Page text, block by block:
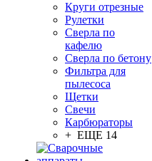
Круги отрезные
Рулетки
Сверла по
кафелю
Сверла по бетону
Фильтра для
пылесоса
Щетки
Свечи
Карбюраторы
+ ЕЩЕ 14